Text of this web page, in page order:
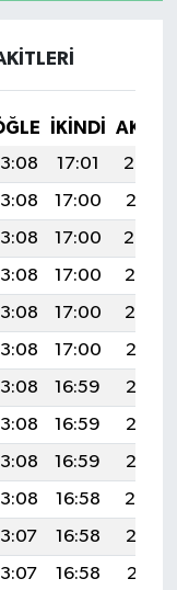
İKINDI
17:01
20:22
17:00
20:21
17:00
20:20
17:00
20:19
17:00
20:19
17:00
20:18
16:59
20:17
16:59
20:16
16:59
20:15
16:58
20:14
16:58
20:13
16:58
20:11